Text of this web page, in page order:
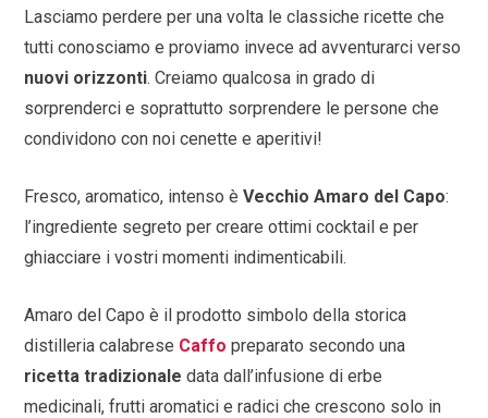
Lasciamo perdere per una volta le classiche ricette che
tutti conosciamo e proviamo invece ad avventurarci verso
nuovi orizzonti. Creiamo qualcosa in grado di
sorprenderci e soprattutto sorprendere le persone che
condividono con noi cenette e aperitivi!
Fresco, aromatico, intenso èVecchio Amaro del Capo:
l’ingrediente segreto per creare ottimi cocktail e per
ghiacciare i vostri momenti indimenticabili.
Amaro del Capo è il prodotto simbolo della storica
distilleria calabrese Caffo preparato secondo una
ricetta tradizionale data dall’infusione di erbe
medicinali, frutti aromatici e radici che crescono solo in